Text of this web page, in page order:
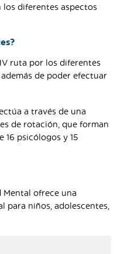
diferentes aspectos
ruta por los diferentes
de poder efectuar
a través de una
de rotación, que forman
16 psicólogos y 15
Mental ofrece una
para niños, adolescentes,